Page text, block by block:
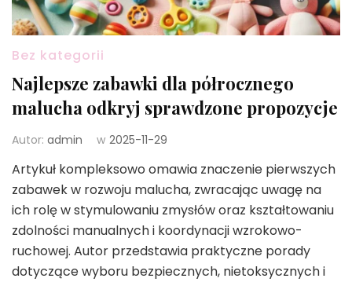
Bez kategorii
Najlepsze zabawki dla półrocznego
malucha odkryj sprawdzone propozycje
Autor: admin w 2025-11-29
Artykuł kompleksowo omawia znaczenie pierwszych
zabawek w rozwoju malucha, zwracając uwagę na
ich rolę w stymulowaniu zmysłów oraz kształtowaniu
zdolności manualnych i koordynacji wzrokowo-
ruchowej. Autor przedstawia praktyczne porady
dotyczące wyboru bezpiecznych, nietoksycznych i